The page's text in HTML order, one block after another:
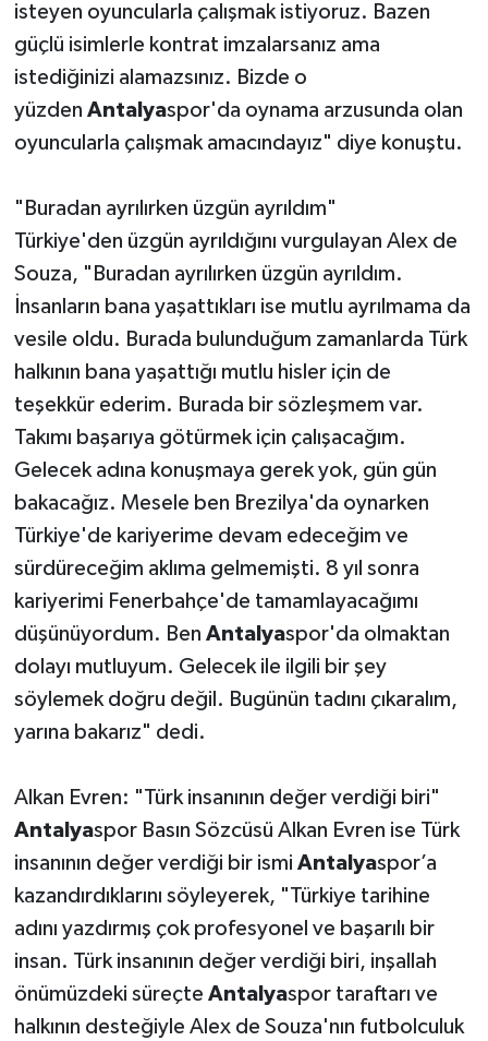
isteyen oyuncularla çalışmak istiyoruz. Bazen
güçlü isimlerle kontrat imzalarsanız ama
istediğinizi alamazsınız. Bizde o
yüzden Antalyaspor'da oynama arzusunda olan
oyuncularla çalışmak amacındayız" diye konuştu.
"Buradan ayrılırken üzgün ayrıldım"
Türkiye'den üzgün ayrıldığını vurgulayan Alex de
Souza, "Buradan ayrılırken üzgün ayrıldım.
İnsanların bana yaşattıkları ise mutlu ayrılmama da
vesile oldu. Burada bulunduğum zamanlarda Türk
halkının bana yaşattığı mutlu hisler için de
teşekkür ederim. Burada bir sözleşmem var.
Takımı başarıya götürmek için çalışacağım.
Gelecek adına konuşmaya gerek yok, gün gün
bakacağız. Mesele ben Brezilya'da oynarken
Türkiye'de kariyerime devam edeceğim ve
sürdüreceğim aklıma gelmemişti. 8 yıl sonra
kariyerimi Fenerbahçe'de tamamlayacağımı
düşünüyordum. Ben Antalyaspor'da olmaktan
dolayı mutluyum. Gelecek ile ilgili bir şey
söylemek doğru değil. Bugünün tadını çıkaralım,
yarına bakarız" dedi.
Alkan Evren: "Türk insanının değer verdiği biri"
Antalyaspor Basın Sözcüsü Alkan Evren ise Türk
insanının değer verdiği bir ismi Antalyaspor’a
kazandırdıklarını söyleyerek, "Türkiye tarihine
adını yazdırmış çok profesyonel ve başarılı bir
insan. Türk insanının değer verdiği biri, inşallah
önümüzdeki süreçte Antalyaspor taraftarı ve
halkının desteğiyle Alex de Souza'nın futbolculuk